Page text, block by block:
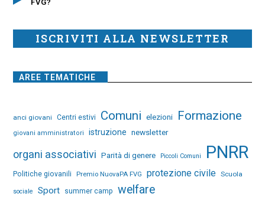
FVG?
ISCRIVITI ALLA NEWSLETTER
AREE TEMATICHE
anci giovani Centri estivi Comuni elezioni Formazione
giovani amministratori istruzione newsletter
organi associativi Parità di genere Piccoli Comuni PNRR
Politiche giovanili Premio NuovaPA FVG protezione civile Scuola
sociale Sport summer camp welfare